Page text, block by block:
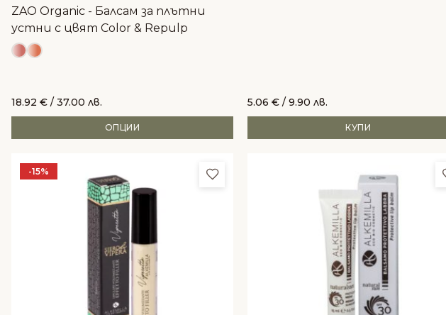
ZAO Organic - Балсам за плътни
устни с цвят Color & Repulp
18.92 € / 37.00 лв.
ОПЦИИ
5.06 € / 9.90 лв.
КУПИ
-15% Добави в любими